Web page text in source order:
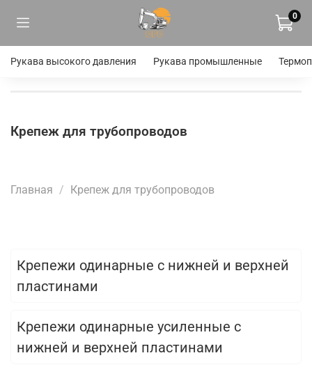
0
Рукава высокого давления Рукава промышленные
Крепеж для трубопроводов
Главная Крепеж для трубопроводов
Крепежи одинарные с нижней и верхней
пластинами
Крепежи одинарные усиленные с
нижней и верхней пластинами